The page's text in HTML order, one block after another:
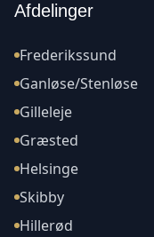
Afdelinger
Frederikssund
Ganløse/Stenløse
Gilleleje
Græsted
Helsinge
Skibby
Hillerød